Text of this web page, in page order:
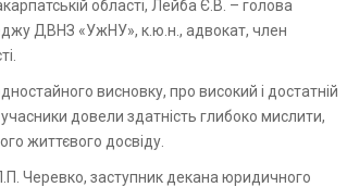
області, Лейба Є.В. – голова
ДВНЗ «УжНУ», к.ю.н., адвокат, член
висновку, про високий і достатній
довели здатність глибоко мислити,
життєвого досвіду.
Черевко, заступник декана юридичного